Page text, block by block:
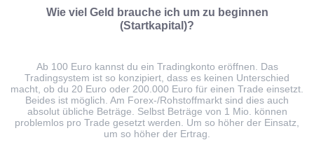
Wie viel Geld brauche ich um zu beginnen
(Startkapital)?
Ab 100 Euro kannst du ein Tradingkonto eröffnen. Das
Tradingsystem ist so konzipiert, dass es keinen Unterschied
macht, ob du 20 Euro oder 200.000 Euro für einen Trade einsetzt.
Beides ist möglich. Am Forex-/Rohstoffmarkt sind dies auch
absolut übliche Beträge. Selbst Beträge von 1 Mio. können
problemlos pro Trade gesetzt werden. Um so höher der Einsatz,
um so höher der Ertrag.